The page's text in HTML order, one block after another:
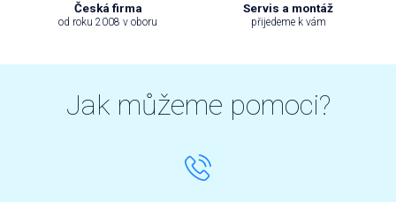
Česká firma
od roku 2008 v oboru
Servis a montáž
přijedeme k vám
Jak můžeme pomoci?